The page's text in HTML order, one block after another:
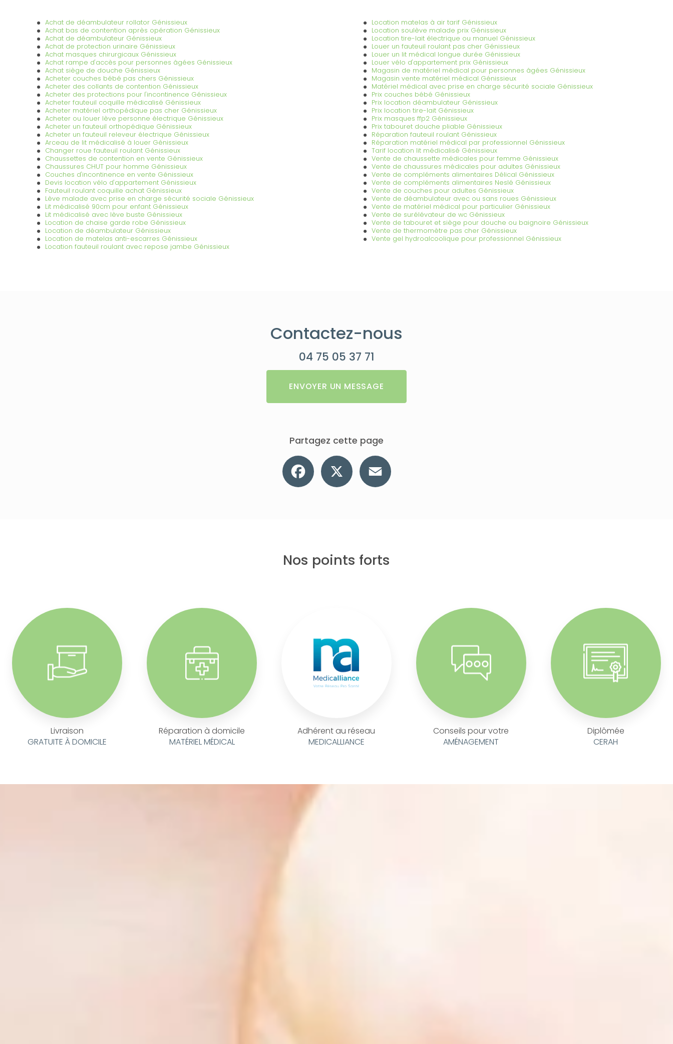
Achat de déambulateur rollator Génissieux
Achat bas de contention après opération Génissieux
Achat de déambulateur Génissieux
Achat de protection urinaire Génissieux
Achat masques chirurgicaux Génissieux
Achat rampe d'accès pour personnes âgées Génissieux
Achat siège de douche Génissieux
Acheter couches bébé pas chers Génissieux
Acheter des collants de contention Génissieux
Acheter des protections pour l'incontinence Génissieux
Acheter fauteuil coquille médicalisé Génissieux
Acheter matériel orthopédique pas cher Génissieux
Acheter ou louer lève personne électrique Génissieux
Acheter un fauteuil orthopédique Génissieux
Acheter un fauteuil releveur électrique Génissieux
Arceau de lit médicalisé à louer Génissieux
Changer roue fauteuil roulant Génissieux
Chaussettes de contention en vente Génissieux
Chaussures CHUT pour homme Génissieux
Couches d'incontinence en vente Génissieux
Devis location vélo d'appartement Génissieux
Fauteuil roulant coquille achat Génissieux
Lève malade avec prise en charge sécurité sociale Génissieux
Lit médicalisé 90cm pour enfant Génissieux
Lit médicalisé avec lève buste Génissieux
Location de chaise garde robe Génissieux
Location de déambulateur Génissieux
Location de matelas anti-escarres Génissieux
Location fauteuil roulant avec repose jambe Génissieux
Location matelas à air tarif Génissieux
Location soulève malade prix Génissieux
Location tire-lait électrique ou manuel Génissieux
Louer un fauteuil roulant pas cher Génissieux
Louer un lit médical longue durée Génissieux
Louer vélo d'appartement prix Génissieux
Magasin de matériel médical pour personnes âgées Génissieux
Magasin vente matériel médical Génissieux
Matériel médical avec prise en charge sécurité sociale Génissieux
Prix couches bébé Génissieux
Prix location déambulateur Génissieux
Prix location tire-lait Génissieux
Prix masques ffp2 Génissieux
Prix tabouret douche pliable Génissieux
Réparation fauteuil roulant Génissieux
Réparation matériel médical par professionnel Génissieux
Tarif location lit médicalisé Génissieux
Vente de chaussette médicales pour femme Génissieux
Vente de chaussures médicales pour adultes Génissieux
Vente de compléments alimentaires Délical Génissieux
Vente de compléments alimentaires Neslé Génissieux
Vente de couches pour adultes Génissieux
Vente de déambulateur avec ou sans roues Génissieux
Vente de matériel médical pour particulier Génissieux
Vente de surélévateur de wc Génissieux
Vente de tabouret et siège pour douche ou baignoire Génissieux
Vente de thermomètre pas cher Génissieux
Vente gel hydroalcoolique pour professionnel Génissieux
Contactez-nous
04 75 05 37 71
ENVOYER UN MESSAGE
Partagez cette page
Facebook
Nos points forts
Livraison
GRATUITE À DOMICILE
Réparation à domicile
MATÉRIEL MÉDICAL
Adhérent au réseau
MEDICALLIANCE
Conseils pour votre
AMÉNAGEMENT
Diplômée
CERAH